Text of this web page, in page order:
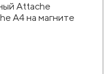
Attache
А4 на магните